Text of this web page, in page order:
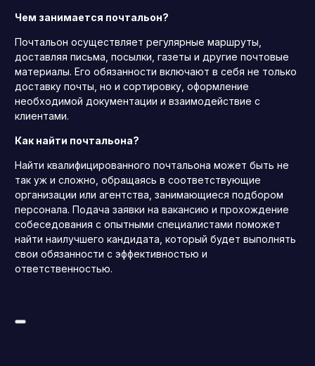
Чем занимается почтальон?
Почтальон осуществляет регулярные маршруты,
доставляя письма, посылки, газеты и другие почтовые
материалы. Его обязанности включают в себя не только
доставку почты, но и сортировку, оформление
необходимой документации и взаимодействие с
клиентами.
Как найти почтальона?
Найти квалифицированного почтальона может быть не
так уж и сложно, обращаясь в соответствующие
организации или агентства, занимающиеся подбором
персонала. Подача заявки на вакансию и прохождение
собеседования с опытными специалистами поможет
найти наилучшего кандидата, который будет выполнять
свои обязанности с эффективностью и
ответственностью.